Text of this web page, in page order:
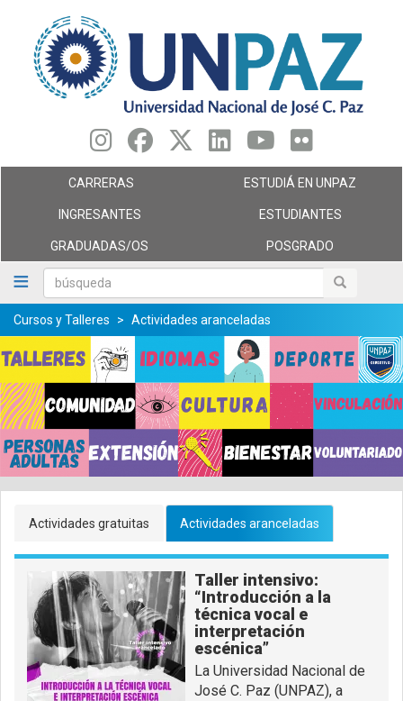
contenido
principal
búsqueda búsqueda
CARRERAS ESTUDIÁ EN UNPAZ
INGRESANTES ESTUDIANTES
GRADUADAS/OS POSGRADO
Cursos y Talleres Actividades aranceladas
Primary
tabs
Actividades gratuitas Actividades aranceladas
Taller intensivo:
“Introducción a la
técnica vocal e
interpretación
escénica”
La Universidad Nacional de
José C. Paz (UNPAZ), a